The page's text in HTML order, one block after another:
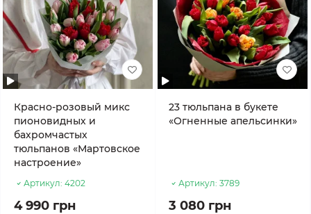
Красно-розовый микс
пионовидных и
бахромчастых
тюльпанов «Мартовское
настроение»
Артикул: 4202
4 990 грн
23 тюльпана в букете
«Огненные апельсинки»
Артикул: 3789
3 080 грн